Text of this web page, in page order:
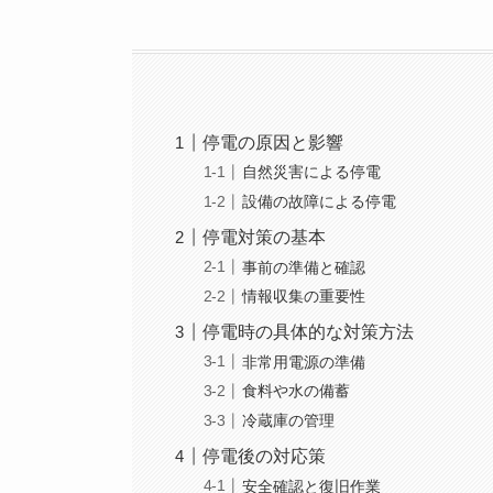
停電の原因と影響
自然災害による停電
設備の故障による停電
停電対策の基本
事前の準備と確認
情報収集の重要性
停電時の具体的な対策方法
非常用電源の準備
食料や水の備蓄
冷蔵庫の管理
停電後の対応策
安全確認と復旧作業